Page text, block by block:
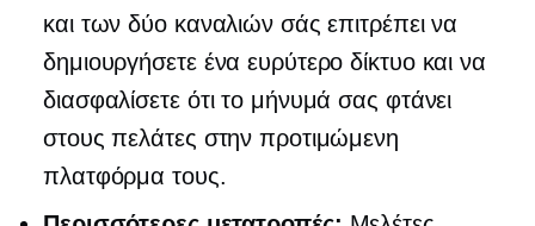
και των δύο καναλιών σάς επιτρέπει να
δημιουργήσετε ένα ευρύτερο δίκτυο και να
διασφαλίσετε ότι το μήνυμά σας φτάνει
στους πελάτες στην προτιμώμενη
πλατφόρμα τους.